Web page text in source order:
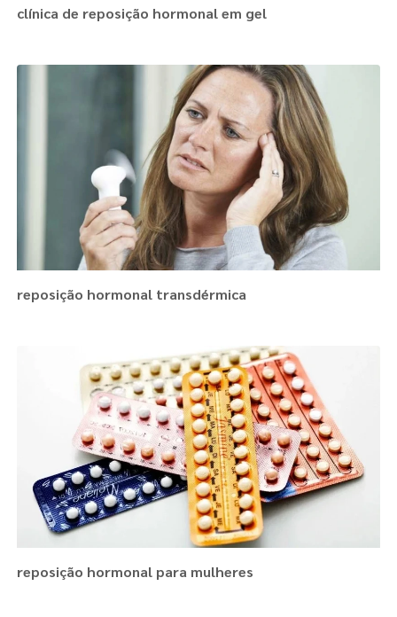
clínica de reposição hormonal em gel
reposição hormonal transdérmica
reposição hormonal para mulheres